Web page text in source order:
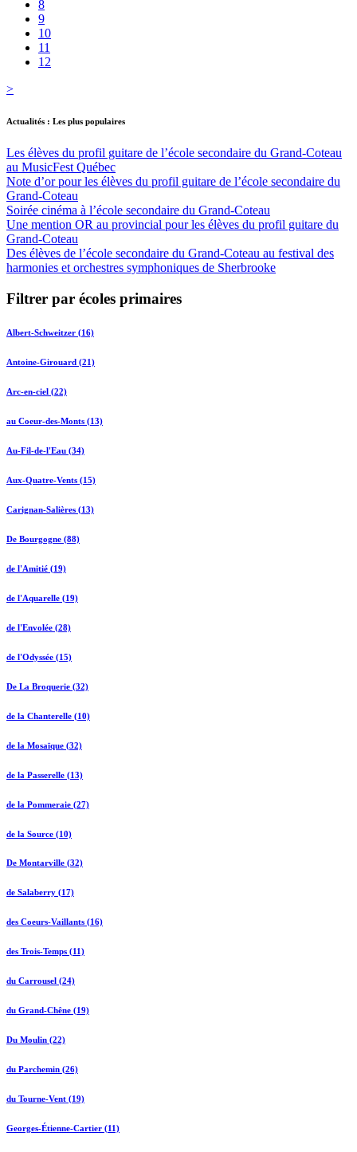
8
9
10
11
12
>
Actualités : Les plus populaires
Les élèves du profil guitare de l’école secondaire du Grand-Coteau
au MusicFest Québec
Note d’or pour les élèves du profil guitare de l’école secondaire du
Grand-Coteau
Soirée cinéma à l’école secondaire du Grand-Coteau
Une mention OR au provincial pour les élèves du profil guitare du
Grand-Coteau
Des élèves de l’école secondaire du Grand-Coteau au festival des
harmonies et orchestres symphoniques de Sherbrooke
Filtrer par écoles primaires
Albert-Schweitzer (16)
Antoine-Girouard (21)
Arc-en-ciel (22)
au Coeur-des-Monts (13)
Au-Fil-de-l'Eau (34)
Aux-Quatre-Vents (15)
Carignan-Salières (13)
De Bourgogne (88)
de l'Amitié (19)
de l'Aquarelle (19)
de l'Envolée (28)
de l'Odyssée (15)
De La Broquerie (32)
de la Chanterelle (10)
de la Mosaïque (32)
de la Passerelle (13)
de la Pommeraie (27)
de la Source (10)
De Montarville (32)
de Salaberry (17)
des Coeurs-Vaillants (16)
des Trois-Temps (11)
du Carrousel (24)
du Grand-Chêne (19)
Du Moulin (22)
du Parchemin (26)
du Tourne-Vent (19)
Georges-Étienne-Cartier (11)